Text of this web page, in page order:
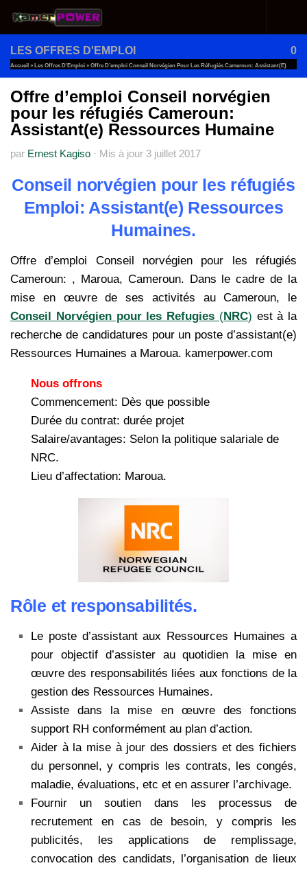
Au dessous du contenu
LES OFFRES D'EMPLOI 0
Accueil » Les Offres D'Emploi » Offre D’emploi Conseil Norvégien Pour Les Réfugiés Cameroun: Assistant(e)
Ressources Humaine
Offre d’emploi Conseil norvégien
pour les réfugiés Cameroun:
Assistant(e) Ressources Humaine
par Ernest Kagiso · Mis à jour 3 juillet 2017
Conseil norvégien pour les réfugiés
Emploi: Assistant(e) Ressources
Humaines.
Offre d’emploi Conseil norvégien pour les réfugiés
Cameroun: , Maroua, Cameroun. Dans le cadre de la
mise en œuvre de ses activités au Cameroun, le
Conseil Norvégien pour les Refugies (NRC) est à la
recherche de candidatures pour un poste d’assistant(e)
Ressources Humaines a Maroua. kamerpower.com
Nous offrons
Commencement: Dès que possible
Durée du contrat: durée projet
Salaire/avantages: Selon la politique salariale de
NRC.
Lieu d’affectation: Maroua.
Rôle et responsabilités.
Le poste d’assistant aux Ressources Humaines a
pour objectif d’assister au quotidien la mise en
œuvre des responsabilités liées aux fonctions de la
gestion des Ressources Humaines.
Assiste dans la mise en œuvre des fonctions
support RH conformément au plan d’action.
Aider à la mise à jour des dossiers et des fichiers
du personnel, y compris les contrats, les congés,
maladie, évaluations, etc et en assurer l’archivage.
Fournir un soutien dans les processus de
recrutement en cas de besoin, y compris les
publicités, les applications de remplissage,
convocation des candidats, l’organisation de lieux